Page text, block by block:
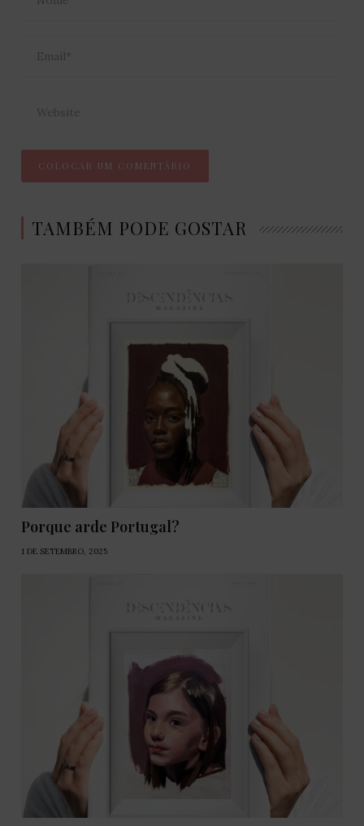
TAMBÉM PODE GOSTAR
Porque arde Portugal?
1 DE SETEMBRO, 2025